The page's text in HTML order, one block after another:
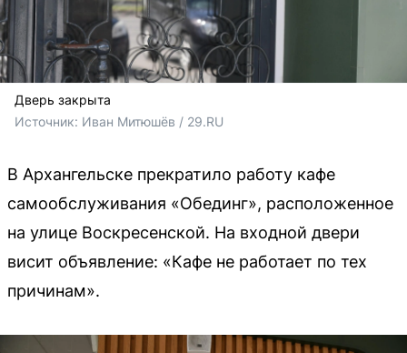
Дверь закрыта
Источник: Иван Митюшёв / 29.RU
В Архангельске прекратило работу кафе
самообслуживания «Обединг», расположенное
на улице Воскресенской. На входной двери
висит объявление: «Кафе не работает по тех
причинам».